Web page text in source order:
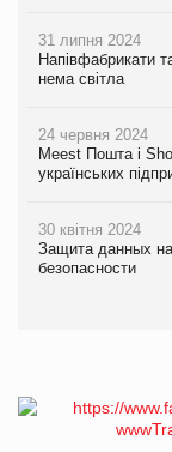
31 липня 2024
Напівфабрикати
нема світла
24 червня 2024
Meest Пошта і
українських
30 квітня 2024
Защита данных
безопасности